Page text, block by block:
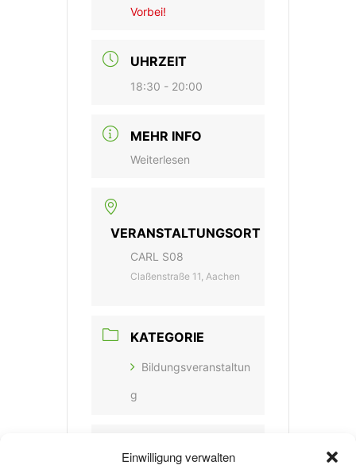
Einwilligung verwalten
Vorbei!
UHRZEIT
18:30 - 20:00
MEHR INFO
Weiterlesen
VERANSTALTUNGSORT
CARL S08
Claßenstraße 11, Aachen
KATEGORIE
Bildungsveranstaltun
g
VERANSTALTER